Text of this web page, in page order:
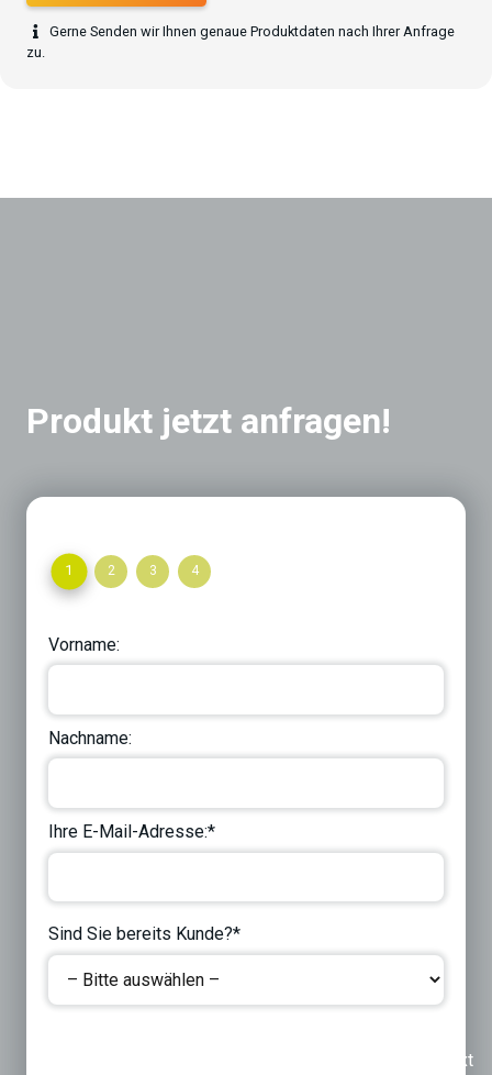
Gerne Senden wir Ihnen genaue Produktdaten nach Ihrer Anfrage
zu.
Produkt jetzt anfragen!
1 2 3 4
Vorname:
Nachname:
Ihre E-Mail-Adresse:*
Sind Sie bereits Kunde?*
Next